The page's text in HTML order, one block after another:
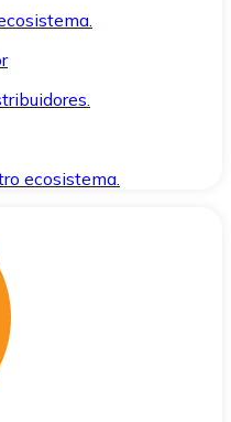
ecosistema.